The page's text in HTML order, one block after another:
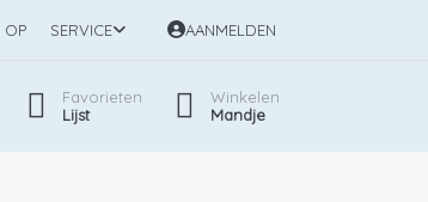
OP SERVICE AANMELDEN
Favorieten
Lijst
Winkelen
Mandje